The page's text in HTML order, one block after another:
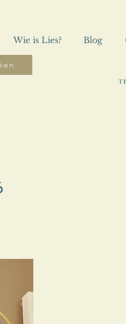
Wie is Lies? Blog